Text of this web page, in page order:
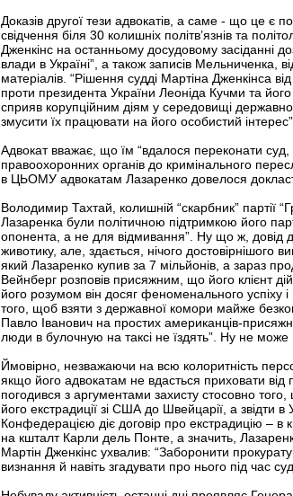
Доказів другої тези адвокатів, а саме - що це є
свідчення біля 30 колишніх політв’язнів та
Дженкінс на останньому досудовому засіданні
влади в Україні”, а також записів Мельниченка,
матеріалів. “Рішення судді Мартіна Дженкінса
проти президента України Леоніда Кучми та
сприяв корупційним діям у середовищі
змусити їх працювати на його особистий
Адвокат вважає, що їм “вдалося переконати суд,
правоохоронних органів до кримінального
в ЦЬОМУ адвокатам Лазаренко довелося
Володимир Тахтай, колишній “скарбник” партії
Лазаренка були політичною підтримкою його
опонента, а не для відмивання”. Ну що ж, довід
животику, але, здається, нічого достовірнішого
який Лазаренко купив за 7 мільйонів, а зараз
Вейнберг розповів присяжним, що його клієнт
його розумом він досяг феноменального успіху
того, щоб взяти з державної комори майже
Павло Іванович на простих американців-
люди в булочную на таксі не їздять”. Ну не може
Ймовірно, незважаючи на всю колоритність
якщо його адвокатам не вдасться приховати від
погодився з аргументами захисту стосовно
його екстрадиції зі США до Швейцарії, а
Конфедерацією діє договір про екстрадицію – в
на кшталт Карли дель Понте, а значить,
Мартін Дженкінс ухвалив: “Заборонити
визнання й навіть згадувати про нього під час